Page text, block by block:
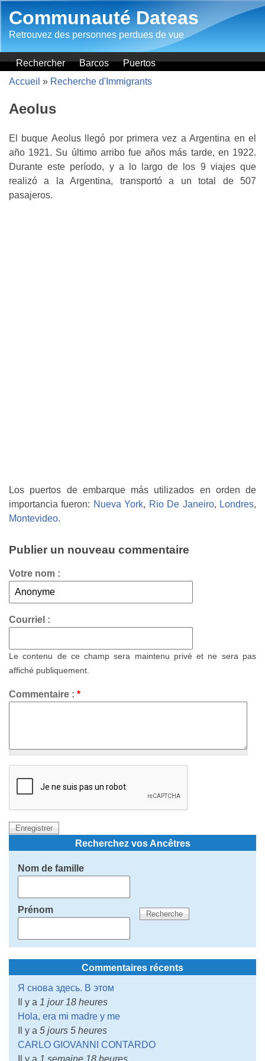
Communauté Dateas
Retrouvez des personnes perdues de vue
Rechercher Barcos
Puertos
Accueil » Recherche d'Immigrants
Aeolus
El buque Aeolus llegó por primera vez a Argentina en el
año 1921. Su último arribo fue años más tarde, en 1922.
Durante este período, y a lo largo de los 9 viajes que
realizó a la Argentina, transportó a un total de 507
pasajeros.
Los puertos de embarque más utilizados en orden de
importancia fueron: Nueva York, Rio De Janeiro, Londres,
Montevideo.
Publier un nouveau commentaire
Votre nom :
Courriel :
Le contenu de ce champ sera maintenu privé et ne sera pas
affiché publiquement.
Commentaire : *
Recherchez vos Ancêtres
Nom de famille
Prénom
Commentaires récents
Я снова здесь. В этом
Il y a 1 jour 18 heures
Hola, era mi madre y me
Il y a 5 jours 5 heures
CARLO GIOVANNI CONTARDO
Il y a 1 semaine 18 heures